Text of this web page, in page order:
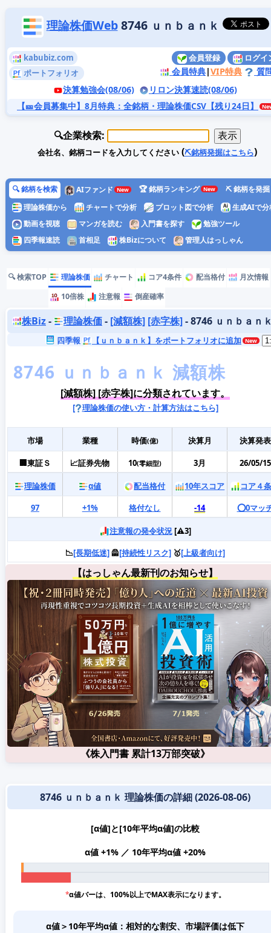
理論株価Web8746 ｕｎｂａｎｋ
kabubiz.com
ポートフォリオ
会員登録 ログイ
会員特典|VIP特典
質
決算勉強会(08/06)
リロン決算速読(08/06)
【🎫会員募集中】8月特典 ：全銘柄・理論株価CSV【残り24日】
🔍企業検索:
会社名、銘柄コードを入力してください(⛏️銘柄発掘はこちら)
🔍 銘柄を検索 AIファンド 🏆 銘柄ランキング
⛏️ 銘柄を発掘
理論株価から
チャートで分析 プロット図で分析
生成AIで分
動画を視聴
マンガを読む 入門書を探す
勉強ツール
四季報速読
首相足 株Bizについて 管理人はっしゃん
🔍 検索TOP 理論株価 チャート コア4条件 配当格付
月次情報
10倍株
注意報 倒産確率
株Biz- 理論株価- [減額株] [赤字株]- 8746 ｕｎｂａｎ
四季報 【ｕｎｂａｎｋ】をポートフォリオに追加
[減額株] [赤字株]に分類されています。
[ 理論株価の使い方・計算方法はこちら]
市場 業種 時価(億) 決算月 決算発表
🏢東証Ｓ 📈証券先物 10(零細型) 3月 26/05/15
理論株価 α値 配当格付 10年スコア
コア４
97
+1% 格付なし -14 ⭕️0マッ
注意報の発令状況[⚠️3]
📉[長期低迷]🦺[持続性リスク] 🥇[上級者向け]
【はっしゃん最新刊のお知らせ】
《株入門書 累計13万部突破》
8746 ｕｎｂａｎｋ 理論株価の詳細 (2026-08-06)
[α値]と[10年平均α値]の比較
α値 +1% ／ 10年平均α値 +20%
*α値バーは、100%以上でMAX表示になります。
α値＞10年平均α値：相対的な割安、市場評価は低下